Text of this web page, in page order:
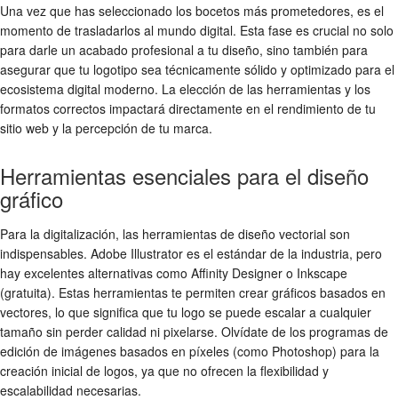
Una vez que has seleccionado los bocetos más prometedores, es el
momento de trasladarlos al mundo digital. Esta fase es crucial no solo
para darle un acabado profesional a tu diseño, sino también para
asegurar que tu logotipo sea técnicamente sólido y optimizado para el
ecosistema digital moderno. La elección de las herramientas y los
formatos correctos impactará directamente en el rendimiento de tu
sitio web y la percepción de tu marca.
Herramientas esenciales para el diseño
gráfico
Para la digitalización, las herramientas de diseño vectorial son
indispensables. Adobe Illustrator es el estándar de la industria, pero
hay excelentes alternativas como Affinity Designer o Inkscape
(gratuita). Estas herramientas te permiten crear gráficos basados en
vectores, lo que significa que tu logo se puede escalar a cualquier
tamaño sin perder calidad ni pixelarse. Olvídate de los programas de
edición de imágenes basados en píxeles (como Photoshop) para la
creación inicial de logos, ya que no ofrecen la flexibilidad y
escalabilidad necesarias.